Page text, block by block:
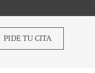
PIDE TU CITA